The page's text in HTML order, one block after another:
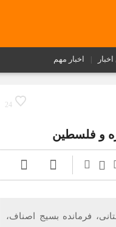
اخبار مهم
24
و فلسطین
فرمانده بسیج اصناف،